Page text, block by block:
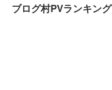
ブログ村PVランキング